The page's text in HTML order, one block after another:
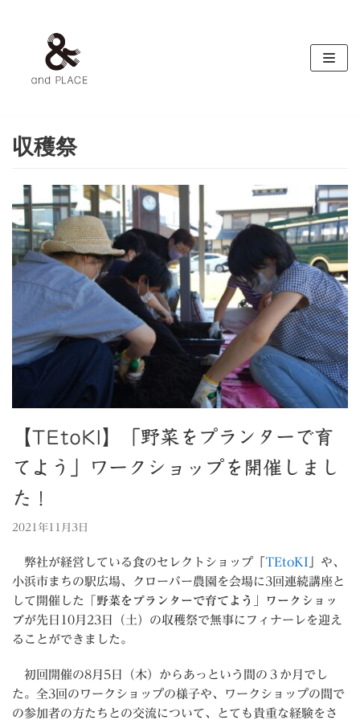
ス
キ
プ
収穫祭
【TEtoKI】「野菜をプランターで育
てよう」ワークショップを開催しまし
た！
2021年11月3日
弊社が経営している食のセレクトショップ「TEtoKI 」や、
小浜市まちの駅広場、クローバー農園を会場に3回連続講座と
して開催した
「野菜をプランターで育てよう」ワークショッ
プが先日10月23日（土）の収穫祭で無事にフィナーレを迎え
ることができました。
初回開催の8月5日（木）からあっという間の３か月でし
た。全3回のワークショップの様子や、ワークショップの間で
の参加者の方たちとの交流について、とても貴重な経験をさ